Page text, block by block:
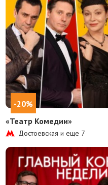
-20%
«Театр Комедии»
Достоевская и еще 7